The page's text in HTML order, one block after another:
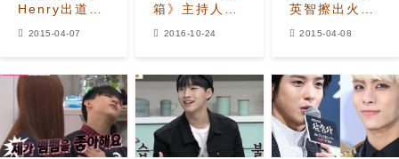
Henry出道前
2015-04-07
箱》主持人王
2016-10-24
英智擦出火
2015-04-08